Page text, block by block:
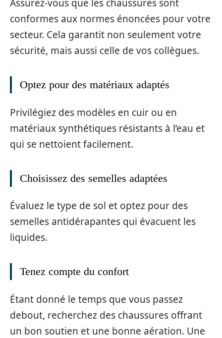
Assurez-vous que les chaussures sont
conformes aux normes énoncées pour votre
secteur. Cela garantit non seulement votre
sécurité, mais aussi celle de vos collègues.
Optez pour des matériaux adaptés
Privilégiez des modèles en cuir ou en
matériaux synthétiques résistants à l’eau et
qui se nettoient facilement.
Choisissez des semelles adaptées
Évaluez le type de sol et optez pour des
semelles antidérapantes qui évacuent les
liquides.
Tenez compte du confort
Étant donné le temps que vous passez
debout, recherchez des chaussures offrant
un bon soutien et une bonne aération. Une